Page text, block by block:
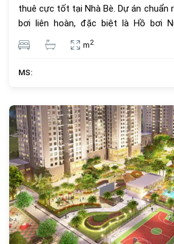
thuê cực tốt tại Nhà Bè. Dự án chuẩn
bơi liên hoàn, đặc biệt là Hồ bơi
quyền, phòng Gym sạch, và lối đi bộ
đắc địa, gần Phú Mỹ Hưng.
m2
MS: